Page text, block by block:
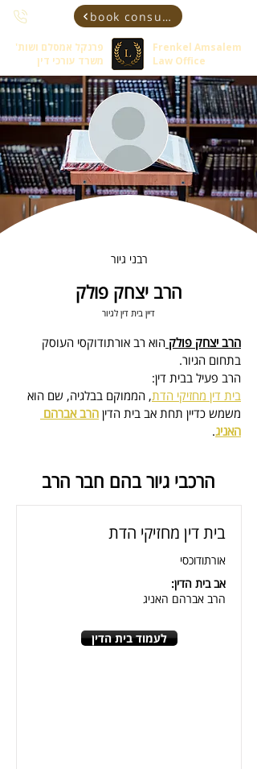
book consultant
פרנקל אמסלם ושות'
משרד עורכי דין
Frenkel Amsalem
Law Office
רבני גיור
הרב יצחק פולק
דיין בית דין לגיור
הרב יצחק פולק הוא רב אורתודוקסי העוסק
בתחום הגיור.
הרב פעיל בבית דין:
בית דין מחזיקי הדת, הממוקם בבלגיה, שם הוא
משמש כדיין תחת אב בית הדין הרב אברהם
האניג.
הרכבי גיור בהם חבר הרב
בית דין מחזיקי הדת
אורתודוכסי
אב בית הדין:
הרב אברהם האניג
לעמוד בית הדין